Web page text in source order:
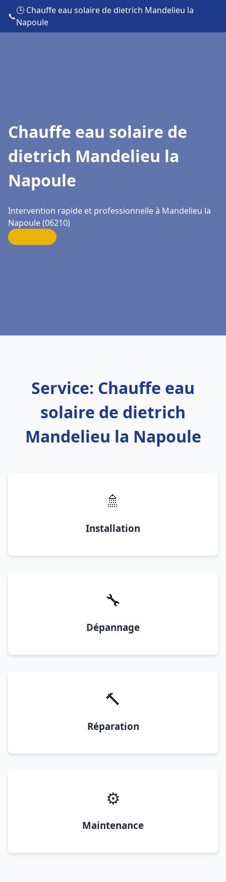
📞
🕒 Chauffe eau solaire de dietrich Mandelieu la
Napoule
Chauffe eau solaire de
dietrich Mandelieu la
Napoule
Intervention rapide et professionnelle à Mandelieu la
Napoule (06210)
Service: Chauffe eau
solaire de dietrich
Mandelieu la Napoule
🚿
Installation
🔧
Dépannage
🔨
Réparation
⚙️
Maintenance